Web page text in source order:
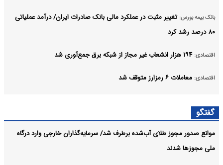
بانک بیمه بورس: تغییر مثبت در عملکرد مالی بانک صادرات ایران/ درآمد عملیاتی
۸۰ درصد رشد کرد
اقتصادی: ۱۹۴ هزار انشعاب غیر مجاز از شبکه برق جمع‌آوری شد
اقتصادی: معاملات ۶ رمزارز متوقف شد
اقتصادی: افزایش قیمت طلا رکورد هفته ای زد
آرشیو
گفتگو
موانع صدور مجوز طلای آب‌شده برطرف شد/ سرمایه‌گذاران خارجی وارد درگاه
ملی مجوزها شدند